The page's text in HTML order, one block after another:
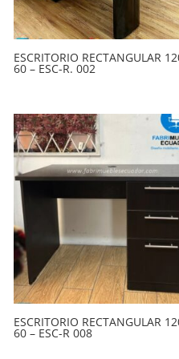
ESCRITORIO RECTANGULAR
60 – ESC-R. 002
ESCRITORIO RECTANGULAR
60 – ESC-R 008